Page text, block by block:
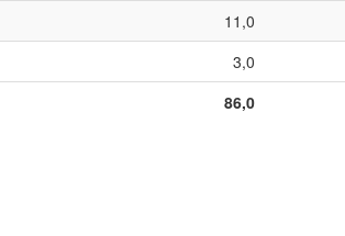
11,0
3,0
86,0